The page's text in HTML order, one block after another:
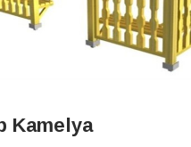
Kamelya